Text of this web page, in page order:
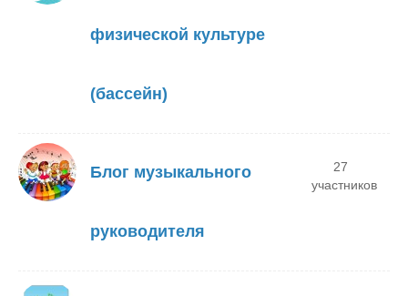
физической культуре
(бассейн)
Блог музыкального
руководителя
27
участников